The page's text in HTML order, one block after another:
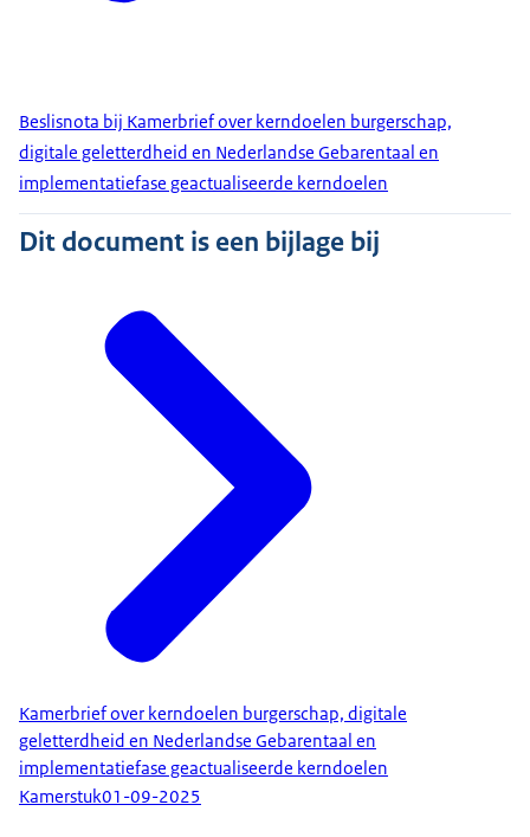
Beslisnota bij Kamerbrief over kerndoelen burgerschap,
digitale geletterdheid en Nederlandse Gebarentaal en
implementatiefase geactualiseerde kerndoelen
Dit document is een bijlage bij
Kamerbrief over kerndoelen burgerschap, digitale
geletterdheid en Nederlandse Gebarentaal en
implementatiefase geactualiseerde kerndoelen
Kamerstuk01-09-2025